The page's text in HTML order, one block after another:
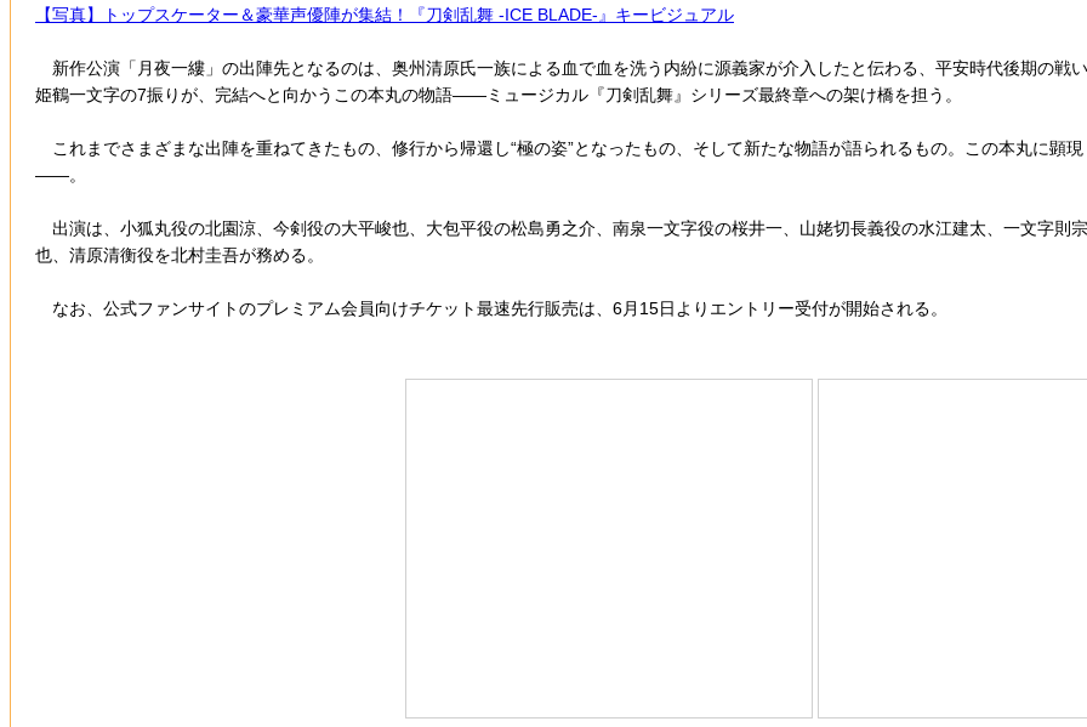
【写真】トップスケーター＆豪華声優陣が集結！『刀剣乱舞 -ICE BLADE-』キービジュアル
新作公演「月夜一縷」の出陣先となるのは、奥州清原氏一族による血で血を洗う内紛に源義家が介入したと伝わる、平安時代後期の戦
姫鶴一文字の7振りが、完結へと向かうこの本丸の物語――ミュージカル『刀剣乱舞』シリーズ最終章への架け橋を担う。
これまでさまざまな出陣を重ねてきたもの、修行から帰還し“極の姿”となったもの、そして新たな物語が語られるもの。この本丸に顕
――。
出演は、小狐丸役の北園涼、今剣役の大平峻也、大包平役の松島勇之介、南泉一文字役の桜井一、山姥切長義役の水江建太、一文字則
也、清原清衡役を北村圭吾が務める。
なお、公式ファンサイトのプレミアム会員向けチケット最速先行販売は、6月15日よりエントリー受付が開始される。